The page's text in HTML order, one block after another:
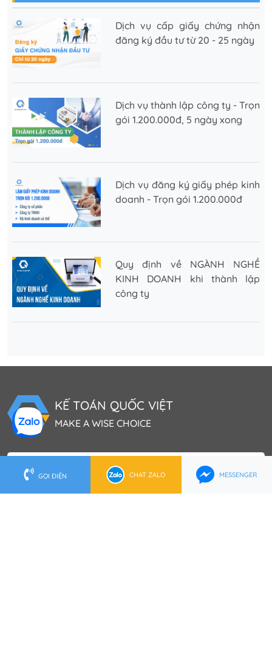
Dịch vụ cấp giấy chứng nhận
đăng ký đầu tư từ 20 - 25 ngày
Dịch vụ thành lập công ty - Trọn
gói 1.200.000đ, 5 ngày xong
Dịch vụ đăng ký giấy phép kinh
doanh - Trọn gói 1.200.000đ
Quy định về NGÀNH NGHỀ
KINH DOANH khi thành lập
công ty
KẾ TOÁN QUỐC VIỆT
MAKE A WISE CHOICE
Trụ Sở TP.HCM
202 Lê Lai, P. Bến Thành, Q.1, TP.HCM
GỌI ĐIỆN CHAT ZALO MESSENGER